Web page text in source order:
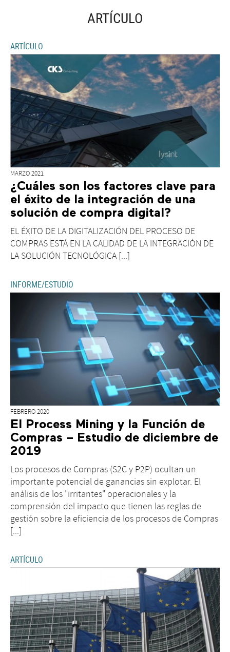
ARTÍCULO
ARTÍCULO
MARZO 2021
¿Cuáles son los factores clave para
el éxito de la integración de una
solución de compra digital?
EL ÉXITO DE LA DIGITALIZACIÓN DEL PROCESO DE
COMPRAS ESTÁ EN LA CALIDAD DE LA INTEGRACIÓN DE
LA SOLUCIÓN TECNOLÓGICA [...]
INFORME/ESTUDIO
FEBRERO 2020
El Process Mining y la Función de
Compras – Estudio de diciembre de
2019
Los procesos de Compras (S2C y P2P) ocultan un
importante potencial de ganancias sin explotar. El
análisis de los "irritantes" operacionales y la
comprensión del impacto que tienen las reglas de
gestión sobre la eficiencia de los procesos de Compras
[...]
ARTÍCULO